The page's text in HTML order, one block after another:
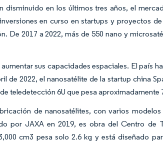
disminuido en los últimos tres años, el
en curso en startups y proyectos
De 2017 a 2022, más de 550 nano y
sus capacidades espaciales. El país
de 2022, el nanosatélite de la startup china
teledetección 6U que pesa aproximadamente
de nanosatélites, con varios
por JAXA en 2019, es obra del Centro de
cm3 pesa solo 2.6 kg y está diseñado